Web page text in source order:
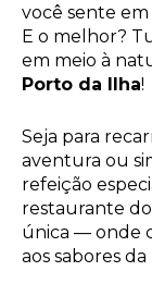
você sente em
E o melhor?
em meio à
Porto da Ilha!
Seja para
aventura ou
refeição
restaurante
única — onde
aos sabores